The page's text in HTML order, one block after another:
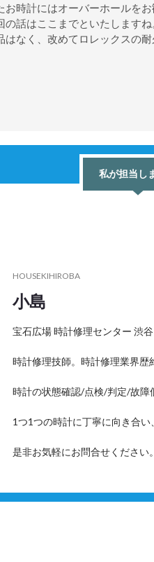
お時計にはオーバーホールを
話はここまでといたしますね
はなく、改めてロレックスの
私が担当し
HOUSEKIHIROBA
小島
宝石広場 時計修理センター 渋
時計修理技師。時計修理業界歴
時計の状態確認/点検/判定/故障
1つ1つの時計に丁寧に向き合い
是非お気軽にお問合せください。